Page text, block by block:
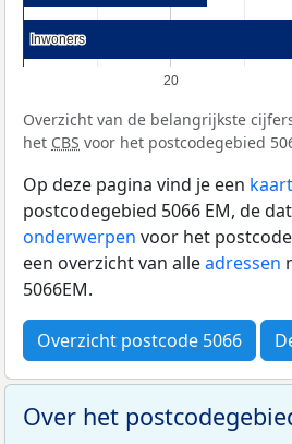
20
Inwoners
Inwoners
Overzicht van de belangrijkste
het CBS voor het postcodegebied
Op deze pagina vind je een kaart
postcodegebied 5066 EM, de
onderwerpen voor het
een overzicht van alleadressen
5066EM.
Overzicht postcode 5066
Over het